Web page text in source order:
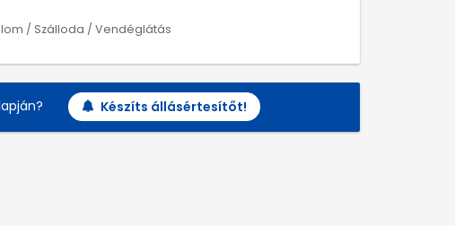
/ Szálloda / Vendéglátás
Készíts állásértesítőt!